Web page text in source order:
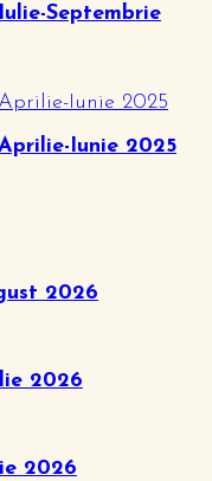
Septembrie
Iunie 2025
2026
2026
2026